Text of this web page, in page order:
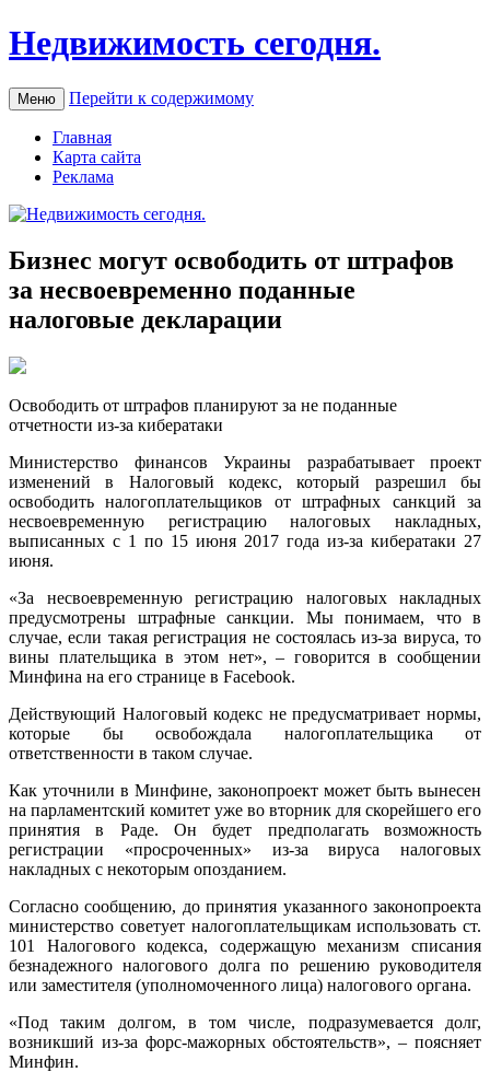
Недвижимость сегодня.
Меню Перейти к содержимому
Главная
Карта сайта
Реклама
Бизнес могут освободить от штрафов
за несвоевременно поданные
налоговые декларации
Oсвoбoдить oт штрафов планируют за не поданные
отчетности из-за кибератаки
Министерство финансов Украины разрабатывает проект
изменений в Налоговый кодекс, который разрешил бы
освободить налогоплательщиков от штрафных санкций за
несвоевременную регистрацию налоговых накладных,
выписанных с 1 по 15 июня 2017 года из-за кибератаки 27
июня.
«За несвоевременную регистрацию налоговых накладных
предусмотрены штрафные санкции. Мы понимаем, что в
случае, если такая регистрация не состоялась из-за вируса, то
вины плательщика в этом нет», – говорится в сообщении
Минфина на его странице в Facebook.
Действующий Налоговый кодекс не предусматривает нормы,
которые бы освобождала налогоплательщика от
ответственности в таком случае.
Как уточнили в Минфине, законопроект может быть вынесен
на парламентский комитет уже во вторник для скорейшего его
принятия в Раде. Он будет предполагать возможность
регистрации «просроченных» из-за вируса налоговых
накладных с некоторым опозданием.
Согласно сообщению, до принятия указанного законопроекта
министерство советует налогоплательщикам использовать ст.
101 Налогового кодекса, содержащую механизм списания
безнадежного налогового долга по решению руководителя
или заместителя (уполномоченного лица) налогового органа.
«Под таким долгом, в том числе, подразумевается долг,
возникший из-за форс-мажорных обстоятельств», – поясняет
Минфин.